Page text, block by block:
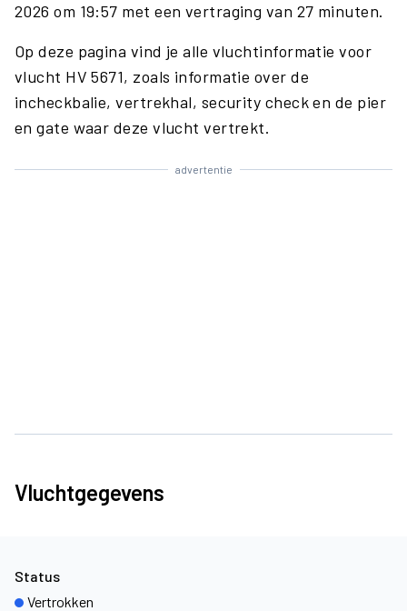
2026 om 19:57 met een vertraging van 27 minuten.
Op deze pagina vind je alle vluchtinformatie voor
vlucht HV 5671, zoals informatie over de
incheckbalie, vertrekhal, security check en de pier
en gate waar deze vlucht vertrekt.
advertentie
Vluchtgegevens
Status
Vertrokken